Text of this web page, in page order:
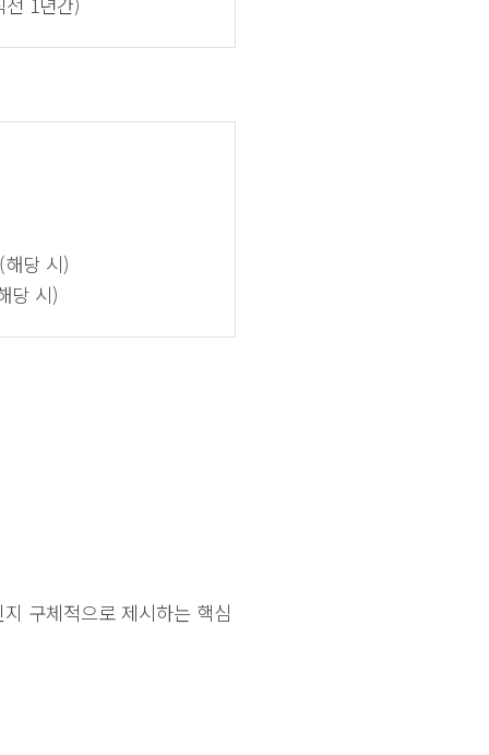
당 시)
당 시)
구체적으로 제시하는 핵심